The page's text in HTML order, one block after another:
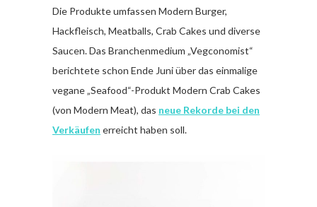
Die Produkte umfassen Modern Burger,
Hackfleisch, Meatballs, Crab Cakes und diverse
Saucen. Das Branchenmedium „Vegconomist“
berichtete schon Ende Juni über das einmalige
vegane „Seafood“-Produkt Modern Crab Cakes
(von Modern Meat), das neue Rekorde bei den
Verkäufen erreicht haben soll.